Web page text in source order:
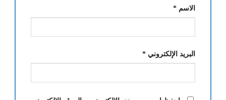
الاسم *
البريد الإلكتروني *